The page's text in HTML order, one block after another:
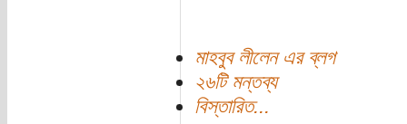
মাহবুব লীলেন এর ব্লগ
২৬টি মন্তব্য
বিস্তারিত...